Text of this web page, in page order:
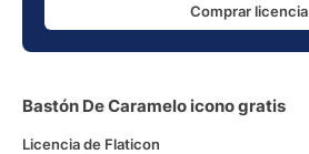
Comprar licencia
Bastón De Caramelo icono gratis
Licencia de Flaticon